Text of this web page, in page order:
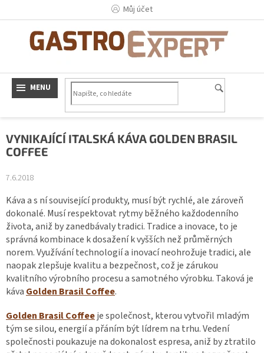
Můj účet
VYNIKAJÍCÍ ITALSKÁ KÁVA GOLDEN BRASIL
COFFEE
7.6.2018
Káva a s ní související produkty, musí být rychlé, ale zároveň
dokonalé. Musí respektovat rytmy běžného každodenního
života, aniž by zanedbávaly tradici. Tradice a inovace, to je
správná kombinace k dosažení k vyšších než průměrných
norem. Využívání technologií a inovací neohrožuje tradici, ale
naopak zlepšuje kvalitu a bezpečnost, což je zárukou
kvalitního výrobního procesu a samotného výrobku. Taková je
káva Golden Brasil Coffee.
Golden Brasil Coffeeje společnost, kterou vytvořil mladým
tým se silou, energií a přáním být lídrem na trhu. Vedení
společnosti poukazuje na dokonalost espresa, aniž by ztratilo